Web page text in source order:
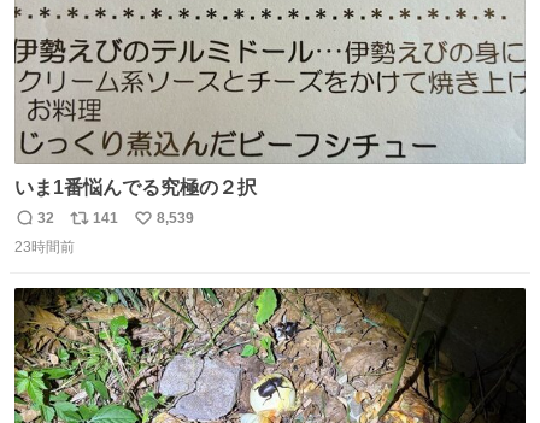
いま1番悩んでる究極の２択
返
信
32
リ
ポ
ト
数
141
い
数
8,539
23時間前